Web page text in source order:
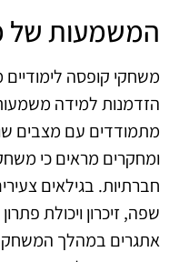
המשמעות של
משחקי קופסה
הזדמנות למידה
מתמודדים עם מצבים
ומחקרים מראים כי
חברתיות. בגילאים
שפה, זיכרון ויכולת
אתגרים במהלך